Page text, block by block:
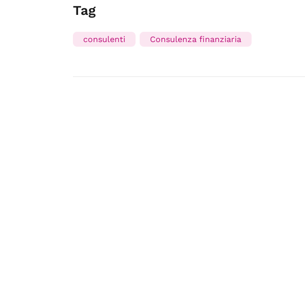
Tag
consulenti Consulenza finanziaria